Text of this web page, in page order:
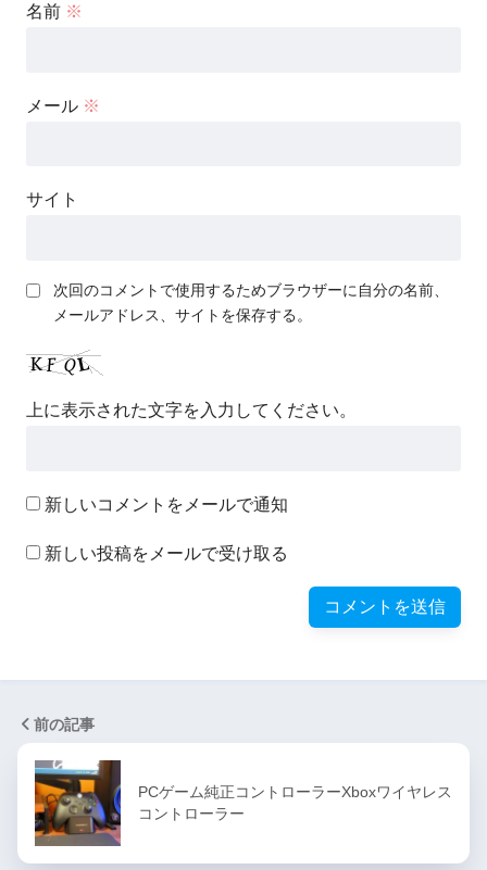
名前 ※
メール ※
サイト
次回のコメントで使用するためブラウザーに自分の名前、
メールアドレス、サイトを保存する。
上に表示された文字を入力してください。
新しいコメントをメールで通知
新しい投稿をメールで受け取る
前の記事
PCゲーム純正コントローラーXboxワイヤレス
コントローラー